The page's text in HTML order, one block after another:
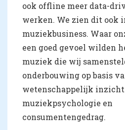
ook offline meer data-
werken. We zien dit ook
muziekbusiness. Waar
een goed gevoel wilden
muziek die wij
onderbouwing op basis
wetenschappelijk
muziekpsychologie en
consumentengedrag.